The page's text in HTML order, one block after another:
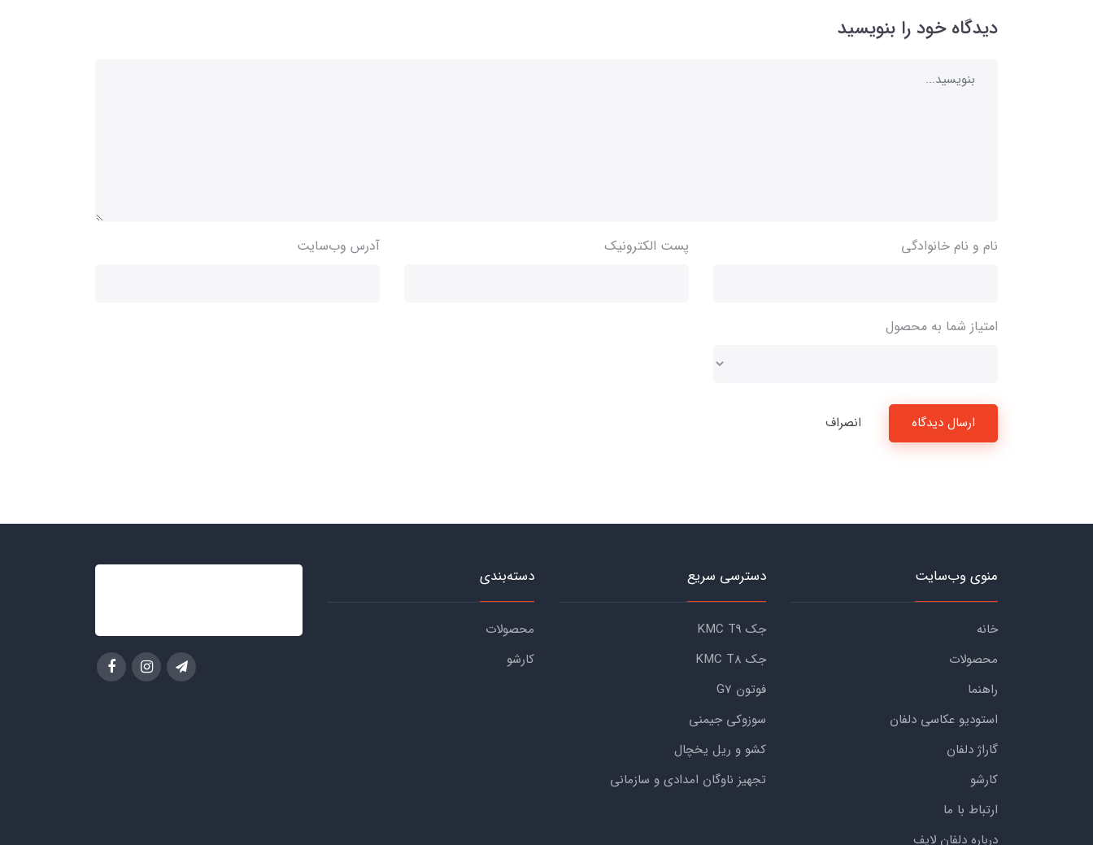
دیدگاه خود را بنویسید
نام و نام خانوادگی پست الکترونیک آدرس وب‌سایت
امتیاز شما به محصول
ارسال دیدگاه انصراف
منوی وب‌سایت
خانه
محصولات
راهنما
استودیو عکاسی دلفان
گاراژ دلفان
کارشو
ارتباط با ما
درباره دلفان لایف
دسترسی سریع
جک KMC T9
جک KMC T8
فوتون G7
سوزوکی جیمنی
کشو و ریل یخچال
تجهیز ناوگان امدادی و سازمانی
دسته‌بندی
محصولات
کارشو